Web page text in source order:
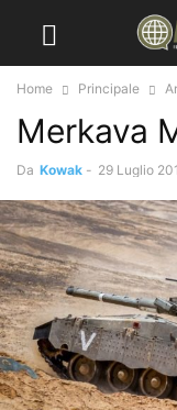
Home Principale
Merkava
Da Kowak - 29 Luglio